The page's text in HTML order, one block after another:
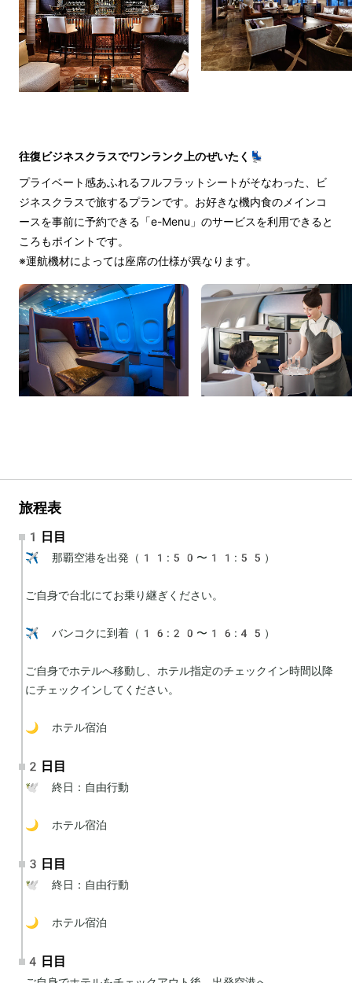
往復ビジネスクラスでワンランク上のぜいたく💺
プライベート感あふれるフルフラットシートがそなわった、ビ
ジネスクラスで旅するプランです。お好きな機内食のメインコ
ースを事前に予約できる「e-Menu」のサービスを利用できると
ころもポイントです。
※運航機材によっては座席の仕様が異なります。
旅程表
1日目
✈️ 那覇空港を出発（11:50〜11:55）
ご自身で台北にてお乗り継ぎください。
✈️ バンコクに到着（16:20〜16:45）
ご自身でホテルへ移動し、ホテル指定のチェックイン時間以降
にチェックインしてください。
🌙 ホテル宿泊
2日目
🕊 終日：自由行動
🌙 ホテル宿泊
3日目
🕊 終日：自由行動
🌙 ホテル宿泊
4日目